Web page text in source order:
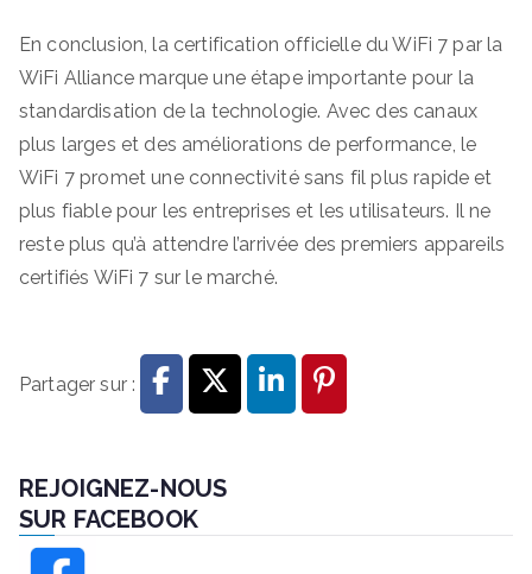
En conclusion, la certification officielle du WiFi 7 par la
WiFi Alliance marque une étape importante pour la
standardisation de la technologie. Avec des canaux
plus larges et des améliorations de performance, le
WiFi 7 promet une connectivité sans fil plus rapide et
plus fiable pour les entreprises et les utilisateurs. Il ne
reste plus qu’à attendre l’arrivée des premiers appareils
certifiés WiFi 7 sur le marché.
Partager sur :
REJOIGNEZ-NOUS
SUR FACEBOOK